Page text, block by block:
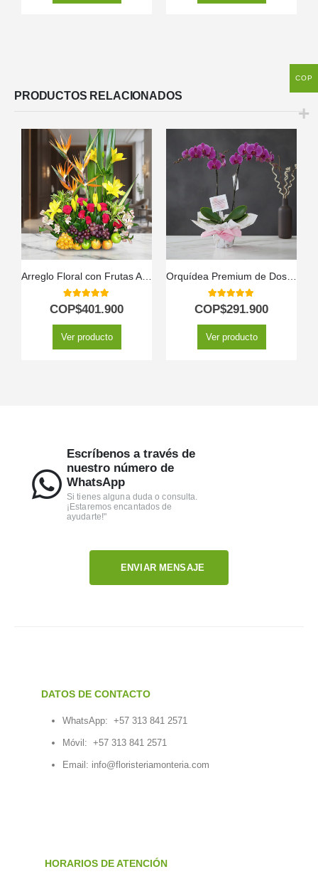
PRODUCTOS RELACIONADOS
5.00out of 5
COP$401.900
Ver producto
5.00out of 5
COP$291.900
Ver producto
Escríbenos a través de
nuestro número de
WhatsApp
Si tienes alguna duda o consulta.
¡Estaremos encantados de
ayudarte!"
ENVIAR MENSAJE
DATOS DE CONTACTO
WhatsApp: +57 313 841 2571
Móvil: +57 313 841 2571
Email: info@floristeriamonteria.com
HORARIOS DE ATENCIÓN
COP